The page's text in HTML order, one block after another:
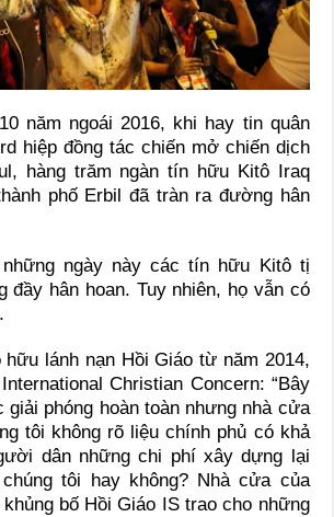
năm ngoái 2016, khi hay tin quân
hiệp đồng tác chiến mở chiến dịch
hàng trăm ngàn tín hữu Kitô Iraq
phố Erbil đã tràn ra đường hân
ngày này các tín hữu Kitô tị
đầy hân hoan. Tuy nhiên, họ vẫn có
hữu lánh nạn Hồi Giáo từ năm 2014,
Christian Concern: “Bây
phóng hoàn toàn nhưng nhà cửa
tôi không rõ liệu chính phủ có khả
dân những chi phí xây dựng lại
tôi hay không? Nhà cửa của
bố Hồi Giáo IS trao cho những